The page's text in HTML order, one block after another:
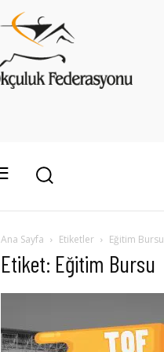
Ana Sayfa Etiketler Eğitim Bursu
Etiket: Eğitim Bursu